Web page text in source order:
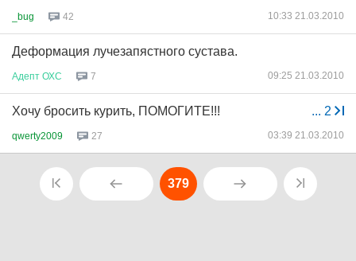
_bug 42 10:33 21.03.2010
Деформация лучезапястного сустава.
Адепт ОХС 7 09:25 21.03.2010
... 2
Хочу бросить курить, ПОМОГИТЕ!!!
qwerty2009 27 03:39 21.03.2010
379